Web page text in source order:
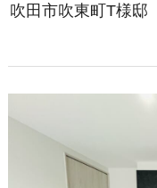
吹田市吹東町T様